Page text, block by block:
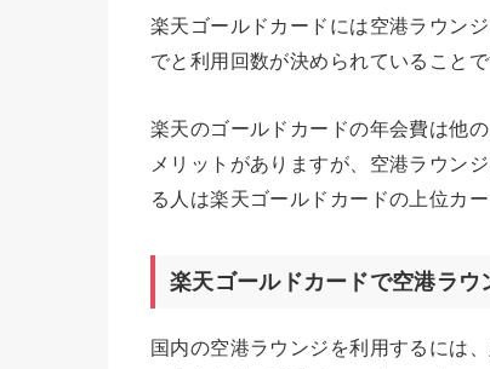
楽天ゴールドカードには空港ラウン
でと利用回数が決められていることで
楽天のゴールドカードの年会費は他
メリットがありますが、空港ラウン
る人は楽天ゴールドカードの上位カ
楽天ゴールドカードで空港ラウ
国内の空港ラウンジを利用するには